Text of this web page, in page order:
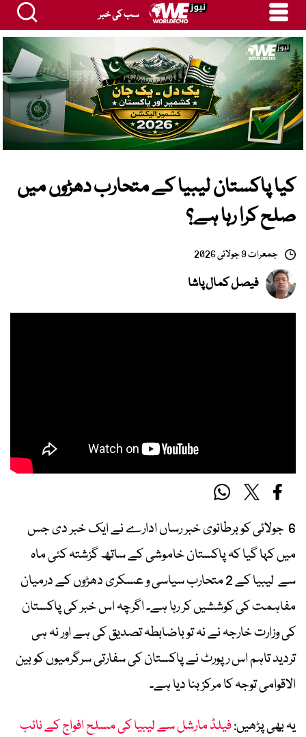
سب کی خبر
کیا پاکستان لیبیا کے متحارب دھڑوں میں
صلح کرا رہا ہے؟
جمعرات 9 جولائی 2026
فیصل کمال پاشا
6 جولائی کو برطانوی خبر رساں ادارے نے ایک خبر دی جس
میں کہا گیا کہ پاکستان خاموشی کے ساتھ گزشتہ کئی ماہ
سے لیبیا کے 2 متحارب سیاسی و عسکری دھڑوں کے درمیان
مفاہمت کی کوششیں کر رہا ہے۔ اگرچہ اس خبر کی پاکستان
کی وزارت خارجہ نے نہ تو باضابطہ تصدیق کی ہے اور نہ ہی
تردید تاہم اس رپورٹ نے پاکستان کی سفارتی سرگرمیوں کو بین
الاقوامی توجہ کا مرکز بنا دیا ہے۔
یہ بھی پڑھیں:فیلڈ مارشل سے لیبیا کی مسلح افواج کے نائب